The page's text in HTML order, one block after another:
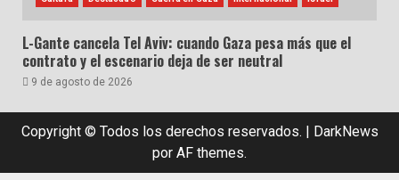
L-Gante cancela Tel Aviv: cuando Gaza pesa más que el
contrato y el escenario deja de ser neutral
9 de agosto de 2026
Copyright © Todos los derechos reservados. | DarkNews
por AF themes.